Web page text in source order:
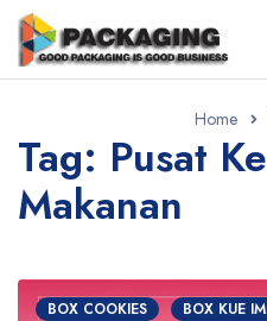
Home
Tag: Pusat
Makanan
BOX COOKIES BOX KUE